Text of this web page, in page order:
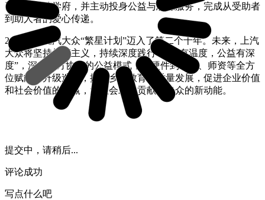
已考入高等学府，并主动投身公益与志愿服务，完成从受助者
到助人者的爱心传递。
2026年，上汽大众“繁星计划”迈入了第二个十年。未来，上汽
大众将坚持长期主义，持续深度践行“制造有温度，公益有深
度”，深化多方协同的公益模式，从硬件到软件、师资等全方
位赋能和升级迭代，推动乡村教育高质量发展，促进企业价值
和社会价值的共赢，为社会发展贡献更出众的新动能。
提交中，请稍后...
评论成功
写点什么吧